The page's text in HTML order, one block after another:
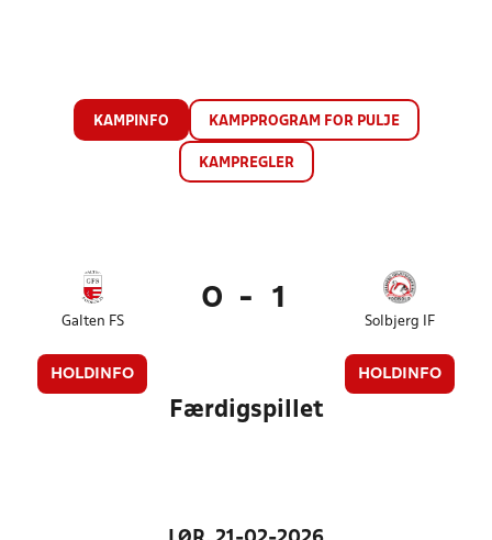
KAMPINFO KAMPPROGRAM FOR PULJE
KAMPREGLER
Galten FS
HOLDINFO
0 - 1
Solbjerg IF
HOLDINFO
Færdigspillet